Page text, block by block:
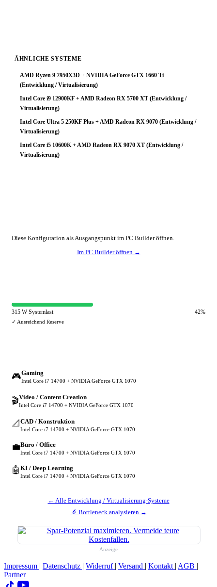
ÄHNLICHE SYSTEME
AMD Ryzen 9 7950X3D + NVIDIA GeForce GTX 1660 Ti
(Entwicklung / Virtualisierung)
Intel Core i9 12900KF + AMD Radeon RX 5700 XT (Entwicklung /
Virtualisierung)
Intel Core Ultra 5 250KF Plus + AMD Radeon RX 9070 (Entwicklung /
Virtualisierung)
Intel Core i5 10600K + AMD Radeon RX 9070 XT (Entwicklung /
Virtualisierung)
Diese Konfiguration als Ausgangspunkt im PC Builder öffnen.
Im PC Builder öffnen →
315 W Systemlast 42%
✓ Ausreichend Reserve
🎮Gaming
Intel Core i7 14700 + NVIDIA GeForce GTX 1070
🎬Video / Content Creation
Intel Core i7 14700 + NVIDIA GeForce GTX 1070
📐 CAD / Konstruktion
Intel Core i7 14700 + NVIDIA GeForce GTX 1070
💼Büro / Office
Intel Core i7 14700 + NVIDIA GeForce GTX 1070
🤖 KI / Deep Learning
Intel Core i7 14700 + NVIDIA GeForce GTX 1070
← Alle Entwicklung / Virtualisierung-Systeme
🔬 Bottleneck analysieren →
Anzeige
Impressum | Datenschutz | Widerruf | Versand | Kontakt | AGB |
Partner